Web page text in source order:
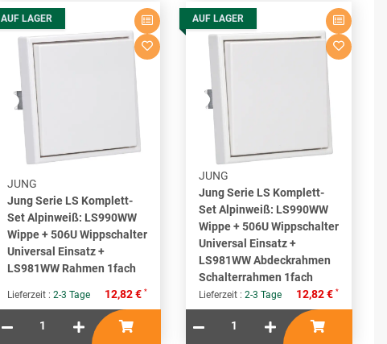
AUF LAGER
JUNG
Jung Serie LS Komplett-
Set Alpinweiß: LS990WW
Wippe + 506U Wippschalter
Universal Einsatz +
LS981WW Rahmen 1fach
Lieferzeit : 2-3 Tage 12,82 € *
AUF LAGER
JUNG
Jung Serie LS Komplett-
Set Alpinweiß: LS990WW
Wippe + 506U Wippschalter
Universal Einsatz +
LS981WW Abdeckrahmen
Schalterrahmen 1fach
Lieferzeit : 2-3 Tage 12,82 € *